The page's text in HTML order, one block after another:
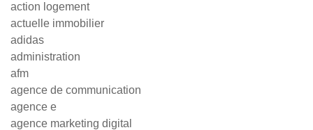
action logement
actuelle immobilier
adidas
administration
afm
agence de communication
agence e
agence marketing digital